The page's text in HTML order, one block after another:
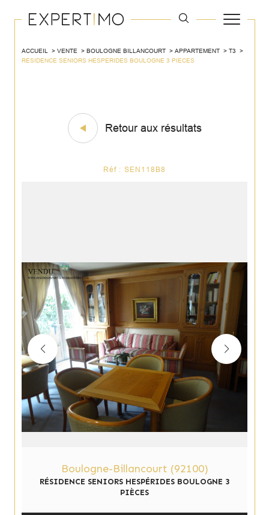
ACCUEIL VENTE BOULOGNE BILLANCOURT APPARTEMENT
T3
RESIDENCE SENIORS HESPERIDES BOULOGNE 3 PIECES
Retour aux résultats
Réf : SEN118B8
Boulogne-Billancourt (92100)
RÉSIDENCE SENIORS HESPÉRIDES BOULOGNE 3
PIÈCES